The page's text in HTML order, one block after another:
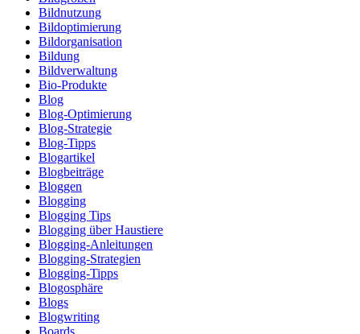
Bildnutzung
Bildoptimierung
Bildorganisation
Bildung
Bildverwaltung
Bio-Produkte
Blog
Blog-Optimierung
Blog-Strategie
Blog-Tipps
Blogartikel
Blogbeiträge
Bloggen
Blogging
Blogging Tips
Blogging über Haustiere
Blogging-Anleitungen
Blogging-Strategien
Blogging-Tipps
Blogosphäre
Blogs
Blogwriting